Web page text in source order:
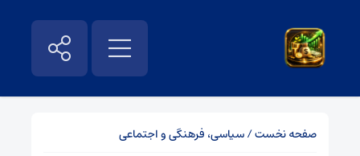
صفحه نخست/سیاسی، فرهنگی و اجتماعی